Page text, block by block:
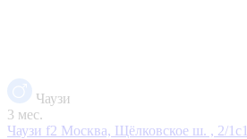
Чаузи
3 мес.
Чаузи f2 Москва, Щёлковское ш. , 2/1с1